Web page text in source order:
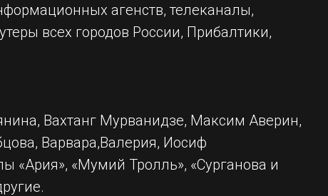
агенств, телеканалы,
всех городов России, Прибалтики,
Вахтанг Мурванидзе, Максим Аверин,
Варвара,Валерия, Иосиф
«Ария», «Мумий Тролль», «Сурганова и